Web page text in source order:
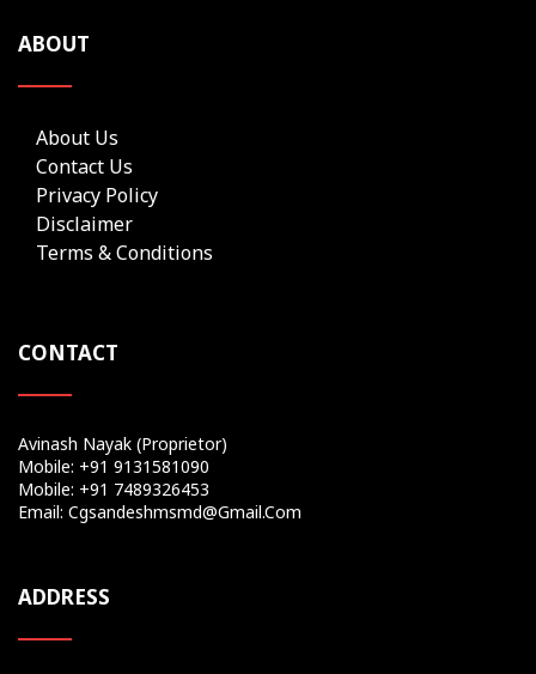
ABOUT
About Us
Contact Us
Privacy Policy
Disclaimer
Terms & Conditions
CONTACT
Avinash Nayak (Proprietor)
Mobile: +91 9131581090
Mobile: +91 7489326453
Email: Cgsandeshmsmd@gmail.com
ADDRESS